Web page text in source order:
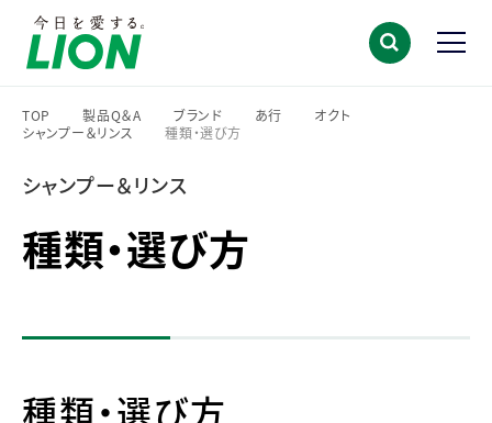
TOP
>
製品Q＆A
ブランド
>
あ行
オクト
シャンプー＆リンス
種類・選び方
シャンプー＆リンス
種類・選び方
種類・選び方